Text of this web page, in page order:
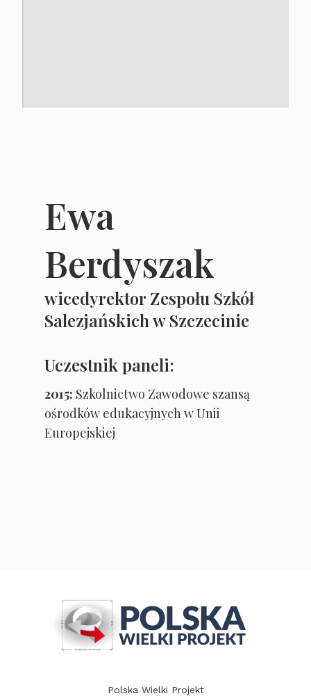
Ewa
Berdyszak
wicedyrektor Zespołu Szkół
Salezjańskich w Szczecinie
Uczestnik paneli:
2015: Szkolnictwo Zawodowe szansą
ośrodków edukacyjnych w Unii
Europejskiej
Polska Wielki Projekt